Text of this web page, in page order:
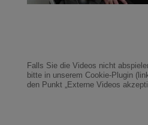
Falls Sie die Videos nicht
bitte in unserem Cookie-Plugin
den Punkt „Externe Videos